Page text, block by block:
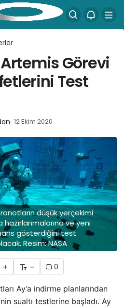
Görevi
Test
12 Ekim 2020
düşük yerçekimi
hazırlanmalarına ve yeni
gösterdiğini test
Resim: NASA
+ - 0
Ay’a indirme planlarından
sualtı testlerine başladı. Ay